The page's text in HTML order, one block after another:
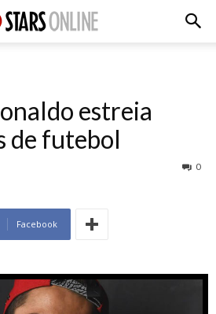
estreia
de futebol
0
Facebook